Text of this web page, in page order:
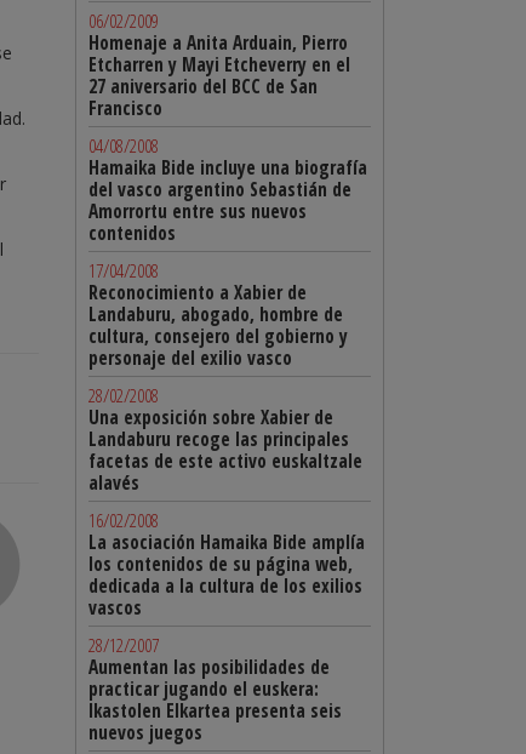
06/02/2009
Homenaje a Anita Arduain, Pierro
Etcharren y Mayi Etcheverry en el
27 aniversario del BCC de San
Francisco
04/08/2008
Hamaika Bide incluye una biografía
del vasco argentino Sebastián de
Amorrortu entre sus nuevos
contenidos
17/04/2008
Reconocimiento a Xabier de
Landaburu, abogado, hombre de
cultura, consejero del gobierno y
personaje del exilio vasco
28/02/2008
Una exposición sobre Xabier de
Landaburu recoge las principales
facetas de este activo euskaltzale
alavés
16/02/2008
La asociación Hamaika Bide amplía
los contenidos de su página web,
dedicada a la cultura de los exilios
vascos
28/12/2007
Aumentan las posibilidades de
practicar jugando el euskera:
Ikastolen Elkartea presenta seis
nuevos juegos